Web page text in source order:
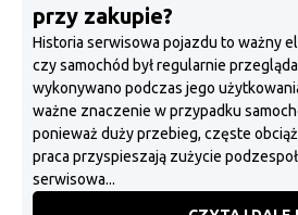
przy zakupie?
Historia serwisowa pojazdu to ważny
czy samochód był regularnie
wykonywano podczas jego
ważne znaczenie w przypadku
ponieważ duży przebieg, częste
praca przyspieszają zużycie
serwisowa...